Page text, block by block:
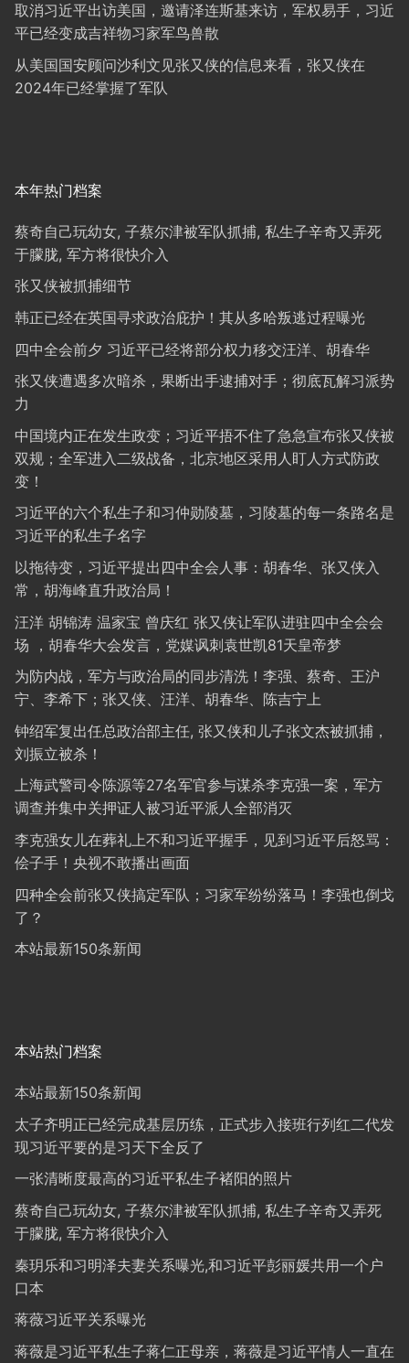
取消习近平出访美国，邀请泽连斯基来访，军权易手，习近
平已经变成吉祥物习家军鸟兽散
从美国国安顾问沙利文见张又侠的信息来看，张又侠在
2024年已经掌握了军队
本年热门档案
蔡奇自己玩幼女, 子蔡尔津被军队抓捕, 私生子辛奇又弄死
于朦胧, 军方将很快介入
张又侠被抓捕细节
韩正已经在英国寻求政治庇护！其从多哈叛逃过程曝光
四中全会前夕 习近平已经将部分权力移交汪洋、胡春华
张又侠遭遇多次暗杀，果断出手逮捕对手；彻底瓦解习派势
力
中国境内正在发生政变；习近平捂不住了急急宣布张又侠被
双规；全军进入二级战备，北京地区采用人盯人方式防政
变！
习近平的六个私生子和习仲勋陵墓，习陵墓的每一条路名是
习近平的私生子名字
以拖待变，习近平提出四中全会人事：胡春华、张又侠入
常，胡海峰直升政治局！
汪洋 胡锦涛 温家宝 曾庆红 张又侠让军队进驻四中全会会
场 ，胡春华大会发言，党媒讽刺袁世凯81天皇帝梦
为防内战，军方与政治局的同步清洗！李强、蔡奇、王沪
宁、李希下；张又侠、汪洋、胡春华、陈吉宁上
钟绍军复出任总政治部主任, 张又侠和儿子张文杰被抓捕，
刘振立被杀！
上海武警司令陈源等27名军官参与谋杀李克强一案，军方
调查并集中关押证人被习近平派人全部消灭
李克强女儿在葬礼上不和习近平握手，见到习近平后怒骂：
侩子手！央视不敢播出画面
四种全会前张又侠搞定军队；习家军纷纷落马！李强也倒戈
了？
本站最新150条新闻
本站热门档案
本站最新150条新闻
太子齐明正已经完成基层历练，正式步入接班行列红二代发
现习近平要的是习天下全反了
一张清晰度最高的习近平私生子褚阳的照片
蔡奇自己玩幼女, 子蔡尔津被军队抓捕, 私生子辛奇又弄死
于朦胧, 军方将很快介入
秦玥乐和习明泽夫妻关系曝光,和习近平彭丽媛共用一个户
口本
蒋薇习近平关系曝光
蒋薇是习近平私生子蒋仁正母亲，蒋薇是习近平情人一直在